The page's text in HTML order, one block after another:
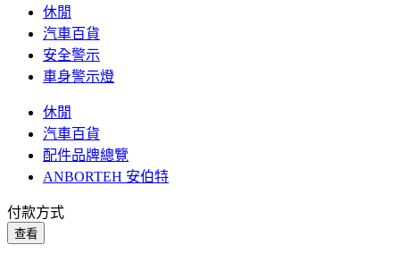
休閒
汽車百貨
安全警示
車身警示燈
休閒
汽車百貨
配件品牌總覽
ANBORTEH 安伯特
付款方式
查看